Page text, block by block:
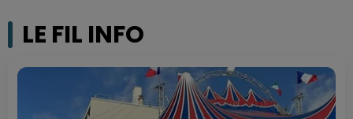
LE FIL INFO